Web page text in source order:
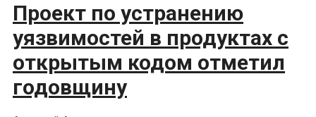
Проект по устранению
уязвимостей в продуктах с
открытым кодом отметил
годовщину